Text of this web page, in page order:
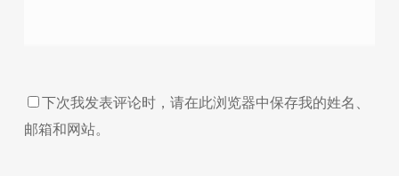
下次我发表评论时，请在此浏览器中保存我的姓名、
邮箱和网站。